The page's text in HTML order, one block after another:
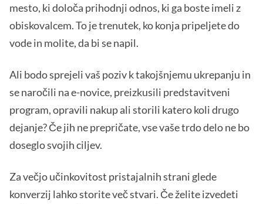
mesto, ki določa prihodnji odnos, ki ga boste imeli z
obiskovalcem. To je trenutek, ko konja pripeljete do
vode in molite, da bi se napil.
Ali bodo sprejeli vaš poziv k takojšnjemu ukrepanju in
se naročili na e-novice, preizkusili predstavitveni
program, opravili nakup ali storili katero koli drugo
dejanje? Če jih ne prepričate, vse vaše trdo delo ne bo
doseglo svojih ciljev.
Za večjo učinkovitost pristajalnih strani glede
konverzij lahko storite več stvari. Če želite izvedeti